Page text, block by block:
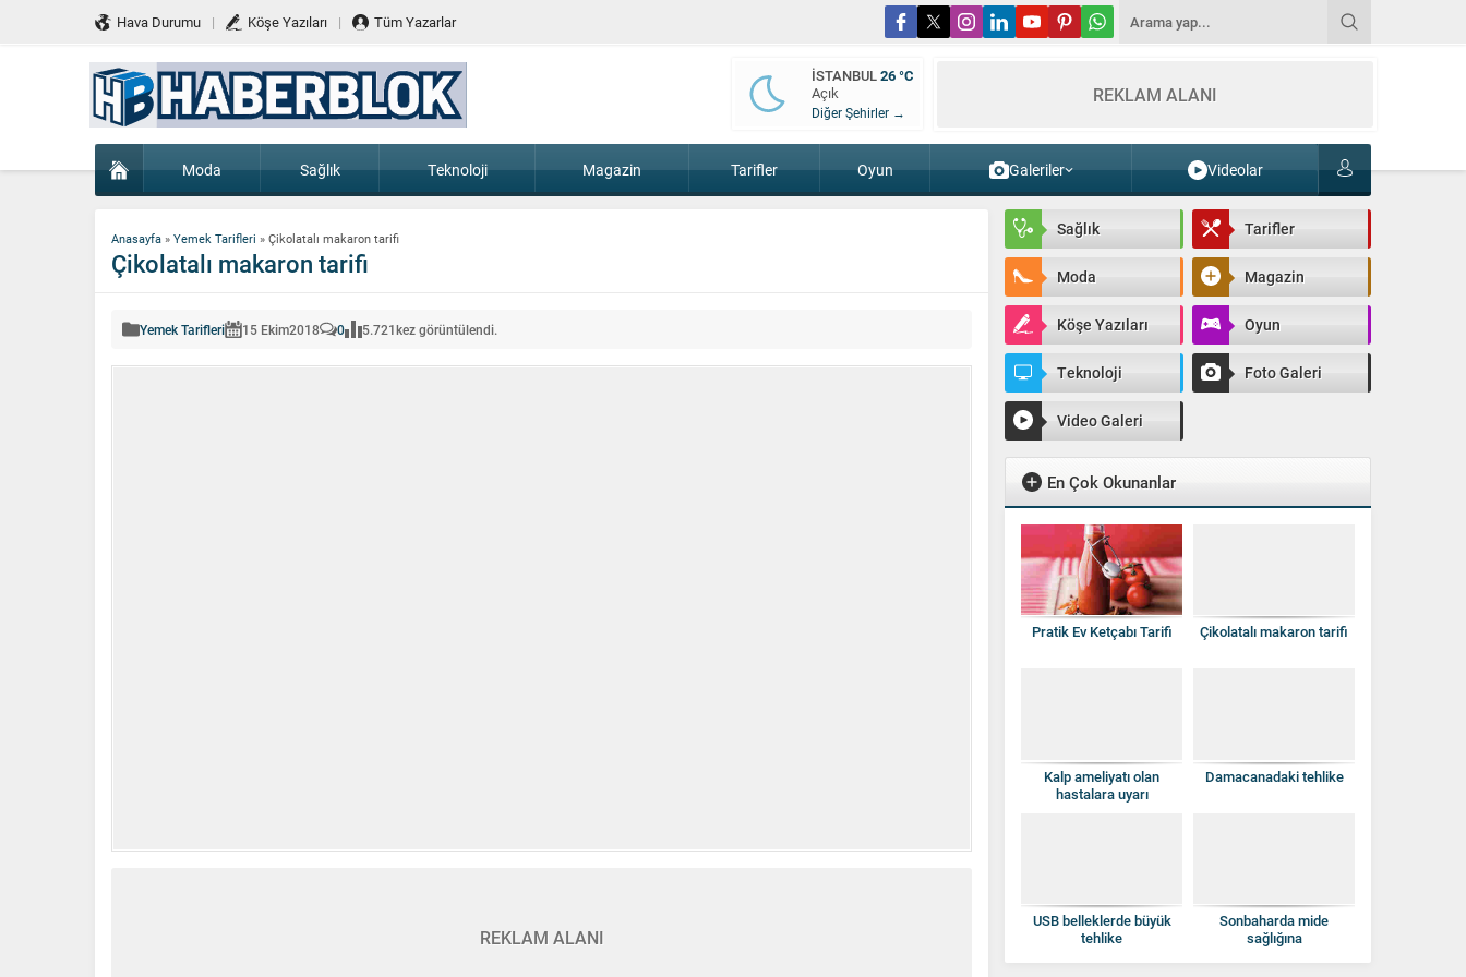
Hava Durumu Köşe Yazıları Tüm Yazarlar
İSTANBUL26 °C
Açık
Diğer Şehirler →
REKLAM ALANI
Moda Sağlık Teknoloji Magazin Tarifler Oyun Galeriler Videolar
Anasayfa » Yemek Tarifleri » Çikolatalı makaron tarifi
Çikolatalı makaron tarifi
Yemek Tarifleri 15 Ekim2018 0 5.721kez görüntülendi.
REKLAM ALANI
Sağlık Tarifler
Moda Magazin
Köşe Yazıları Oyun
Teknoloji Foto Galeri
Video Galeri
En Çok Okunanlar
Pratik Ev Ketçabı Tarifi Çikolatalı makaron tarifi
Kalp ameliyatı olan
hastalara uyarı
Damacanadaki tehlike
USB belleklerde büyük
tehlike
Sonbaharda mide
sağlığına